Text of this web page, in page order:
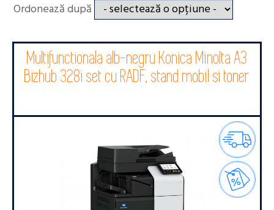
Ordonează după
Multifunctionala alb-negru Konica Minolta A3
Bizhub 328i set cu RADF, stand mobil si toner